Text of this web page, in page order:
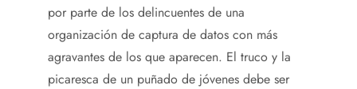
por parte de los delincuentes de una
organización de captura de datos con más
agravantes de los que aparecen. El truco y la
picaresca de un puñado de jóvenes debe ser